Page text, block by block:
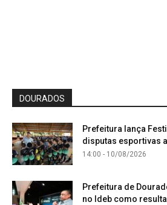
DOURADOS
Prefeitura lança
disputas esportivas
14:00 - 10/08/2026
Prefeitura de
no Ideb como